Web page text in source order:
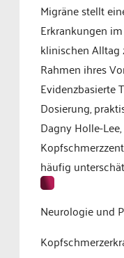
Migräne stellt
Erkrankungen
klinischen Alltag
Rahmen ihres
Evidenzbasierte
Dosierung,
Dagny Holle-
häufig
Neurologie und